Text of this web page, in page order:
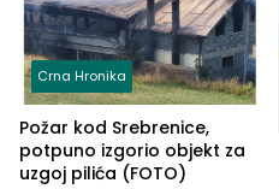
Crna Hronika
Požar kod Srebrenice,
potpuno izgorio objekt za
uzgoj pilića (FOTO)